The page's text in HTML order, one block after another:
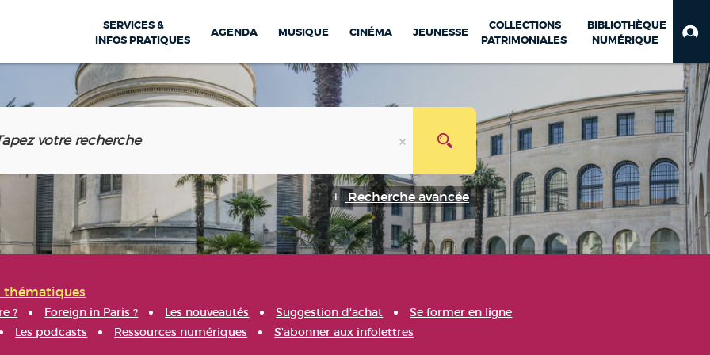
SERVICES &
INFOS PRATIQUES
AGENDA MUSIQUE CINÉMA JEUNESSE
COLLECTIONS
PATRIMONIALES
BIBLIOTHÈQUE
NUMÉRIQUE
Recherche avancée
thématiques
? Foreign in Paris ? Les nouveautés Suggestion d'achat
Se former en ligne
Les podcasts Ressources numériques S'abonner aux infolettres